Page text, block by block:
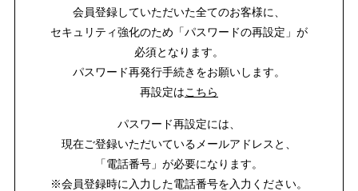
会員登録していただいた全てのお客様に、
セキュリティ強化のため「パスワードの再設定」が
必須となります。
パスワード再発行手続きをお願いします。
再設定はこちら
パスワード再設定には、
現在ご登録いただいているメールアドレスと、
「電話番号」が必要になります。
※会員登録時に入力した電話番号を入力ください。